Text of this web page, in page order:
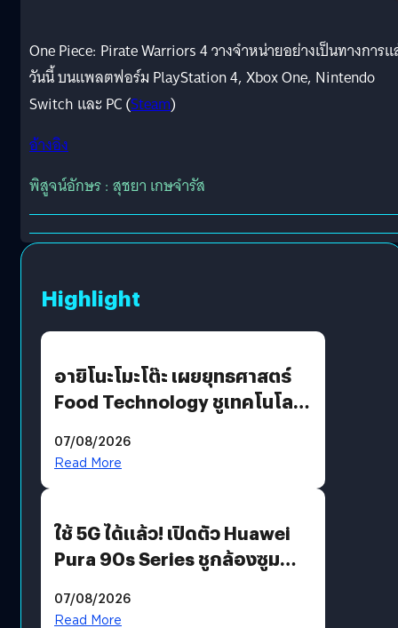
One Piece: Pirate Warriors 4 วางจำหน่ายอย่างเป็นทางการ
วันนี้ บนแพลตฟอร์ม PlayStation 4, Xbox One, Nintendo
Switch และ PC (Steam)
อ้างอิง
พิสูจน์อักษร : สุชยา เกษจำรัส
Highlight
อายิโนะโมะโต๊ะ เผยยุทธศาสตร์
Food Technology ชูเทคโนโลยี
บริโภคและ B2B
07/08/2026
Read More
ใช้ 5G ได้แล้ว! เปิดตัว Huawei
Pura 90s Series ชูกล้องซูม
07/08/2026
Read More